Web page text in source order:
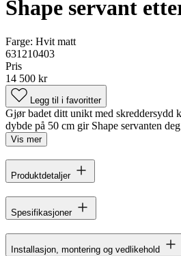
Shape servant
Farge: Hvit matt
631210403
Pris
14 500 kr
Legg til i favoritter
Gjør badet ditt unikt med skreddersydd
dybde på 50 cm gir Shape servanten
Vis mer
Produktdetaljer
Spesifikasjoner
Installasjon, montering og vedlikehold